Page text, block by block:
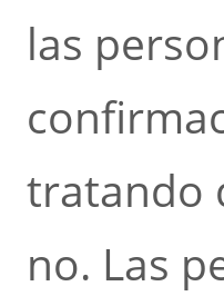
las
tratando
no. Las